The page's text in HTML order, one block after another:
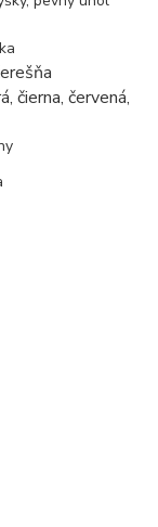
čierna, červená,